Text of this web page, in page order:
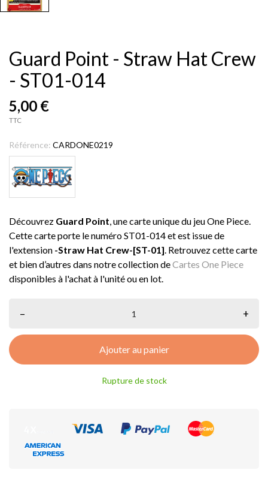
Guard Point - Straw Hat Crew
- ST01-014
5,00 €
TTC
Référence: CARDONE0219
Découvrez Guard Point, une carte unique du jeu One Piece.
Cette carte porte le numéro ST01-014 et est issue de
l'extension -Straw Hat Crew-[ST-01]. Retrouvez cette carte
et bien d’autres dans notre collection deCartes One Piece
disponibles à l'achat à l'unité ou en lot.
– +
Ajouter au panier
Rupture de stock